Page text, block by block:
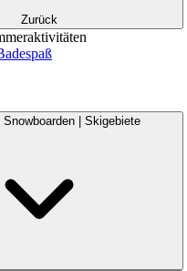
Zurück
| Skigebiete